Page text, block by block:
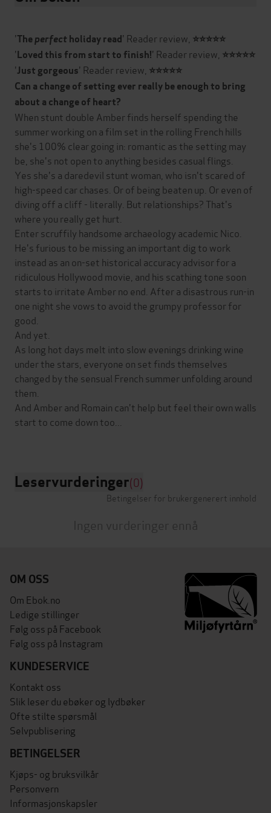
'Theperfectholiday read' Reader review, ⭐⭐⭐⭐⭐
'Loved this from start to finish!' Reader review, ⭐⭐⭐⭐⭐
'Just gorgeous' Reader review, ⭐⭐⭐⭐⭐
Can a change of setting ever really be enough to bring
about a change of heart?
When stunt double Amber finds herself spending the
summer working on a film set in the rolling French hills
she's 100% clear going in: romantic as the setting may
be, she's not open to anything besides casual flings.
Yes she's a daredevil stunt woman, who isn't scared of
high-speed car chases. Or of being beaten up. Or even of
diving off a cliff - literally. But relationships? That's
where you really get hurt.
Enter scruffily handsome archaeology academic Nico.
He's furious to be missing an important dig to work
instead as an on-set historical accuracy advisor for a
ridiculous Hollywood movie, and his scathing tone soon
starts to irritate Amber no end. After a disastrous run-in
one night she vows to avoid the grumpy professor for
good.
And yet.
As long hot days melt into slow evenings drinking wine
under the stars, everyone on set finds themselves
changed by the sensual French summer unfolding around
them.
And Amber and Romain can't help but feel their own walls
start to come down too...
Leservurderinger(0)
Betingelser for brukergenerert innhold
Ingen vurderinger ennå
OM OSS
Om Ebok.no
Ledige stillinger
Følg oss på Facebook
Følg oss på Instagram
KUNDESERVICE
Kontakt oss
Slik leser du ebøker og lydbøker
Ofte stilte spørsmål
Selvpublisering
BETINGELSER
Kjøps- og bruksvilkår
Personvern
Informasjonskapsler